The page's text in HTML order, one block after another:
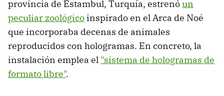
provincia de Estambul, Turquía, estrenóun
peculiar zoológico inspirado en el Arca de Noé
que incorporaba decenas de animales
reproducidos con hologramas. En concreto, la
instalación emplea el "sistema de hologramas de
formato libre".